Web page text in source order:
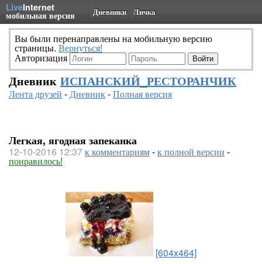
LiveInternet
мобильная версия Дневники Личка
Вы были перенаправлены на мобильную версию
страницы. Вернуться!
Авторизация
Дневник ИСПАНСКИЙ_РЕСТОРАНЧИК
Лента друзей -Дневник-Полная версия
Легкая, ягодная запеканка
12-10-2016 12:37к комментариям-к полной версии -
понравилось!
[604x464]